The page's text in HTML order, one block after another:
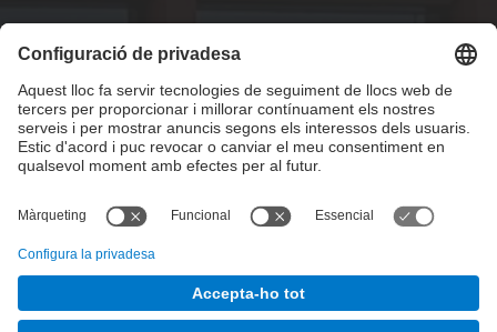
Llista Xarxes Socials
© UPCInstitut d'Investigació Tèxtil i Cooperació Industrial